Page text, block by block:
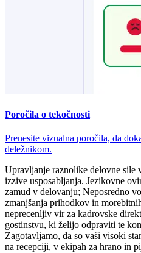
Poročila o tekočnosti
Prenesite vizualna poročila, da
deležnikom.
Upravljanje raznolike delovne sile
izzive usposabljanja. Jezikovne
zamud v delovanju; Neposredno
zmanjšanja prihodkov in
neprecenljiv vir za kadrovske
gostinstvu, ki želijo odpraviti te
Zagotavljamo, da so vaši visoki
na recepciji, v ekipah za hrano in